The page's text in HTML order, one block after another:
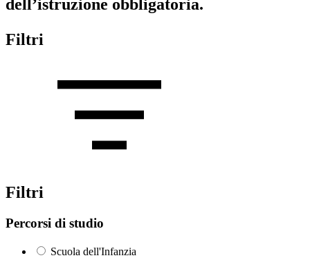
dell’istruzione obbligatoria.
Filtri
Filtri
Percorsi di studio
Scuola dell'Infanzia